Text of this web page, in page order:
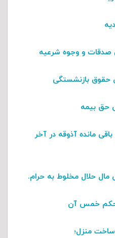
و وجوه شرعیه
بازنشستگی
بیمه
مانده آذوقه در آخر
حلال مخلوط به حرام.
حکم خمس آن
منزل؛